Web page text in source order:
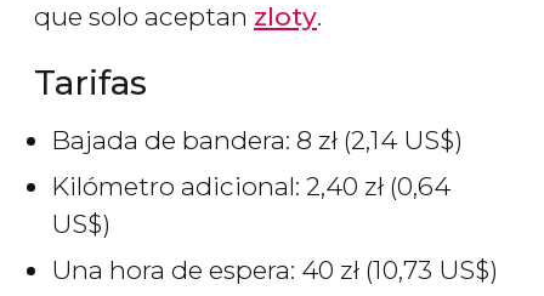
que solo aceptan zloty.
Tarifas
Bajada de bandera: 8 zł (2,14 US$)
Kilómetro adicional: 2,40 zł (0,64
US$)
Una hora de espera: 40 zł (10,73 US$)